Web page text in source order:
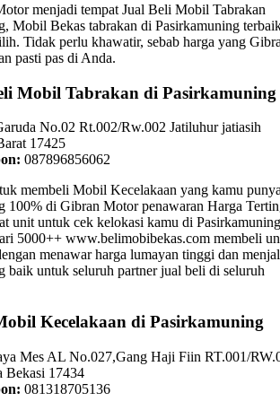
menjadi tempat Jual Beli Mobil Tabrakan
Mobil Bekas tabrakan di Pasirkamuning
Tidak perlu khawatir, sebab harga yang
pasti pas di Anda.
Mobil Tabrakan di Pasirkamuning
No.02 Rt.002/Rw.002 Jatiluhur jatiasih
17425
087896856062
membeli Mobil Kecelakaan yang kamu
100% di Gibran Motor penawaran Harga
unit untuk cek kelokasi kamu di
5000++ www.belimobibekas.com membeli
menawar harga lumayan tinggi dan
baik untuk seluruh partner jual beli di seluruh
Kecelakaan di Pasirkamuning
Mes AL No.027,Gang Haji Fiin RT.001/
Bekasi 17434
081318705136